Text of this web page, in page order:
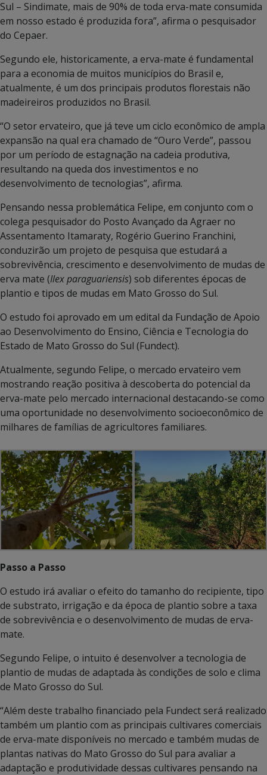
Sul – Sindimate, mais de 90% de toda erva-mate consumida
em nosso estado é produzida fora”, afirma o pesquisador
do Cepaer.
Segundo ele, historicamente, a erva-mate é fundamental
para a economia de muitos municípios do Brasil e,
atualmente, é um dos principais produtos florestais não
madeireiros produzidos no Brasil.
“O setor ervateiro, que já teve um ciclo econômico de ampla
expansão na qual era chamado de “Ouro Verde”, passou
por um período de estagnação na cadeia produtiva,
resultando na queda dos investimentos e no
desenvolvimento de tecnologias”, afirma.
Pensando nessa problemática Felipe, em conjunto com o
colega pesquisador do Posto Avançado da Agraer no
Assentamento Itamaraty, Rogério Guerino Franchini,
conduzirão um projeto de pesquisa que estudará a
sobrevivência, crescimento e desenvolvimento de mudas de
erva mate (Ilex paraguariensis) sob diferentes épocas de
plantio e tipos de mudas em Mato Grosso do Sul.
O estudo foi aprovado em um edital da Fundação de Apoio
ao Desenvolvimento do Ensino, Ciência e Tecnologia do
Estado de Mato Grosso do Sul (Fundect).
Atualmente, segundo Felipe, o mercado ervateiro vem
mostrando reação positiva à descoberta do potencial da
erva-mate pelo mercado internacional destacando-se como
uma oportunidade no desenvolvimento socioeconômico de
milhares de famílias de agricultores familiares.
Passo a Passo
O estudo irá avaliar o efeito do tamanho do recipiente, tipo
de substrato, irrigação e da época de plantio sobre a taxa
de sobrevivência e o desenvolvimento de mudas de erva-
mate.
Segundo Felipe, o intuito é desenvolver a tecnologia de
plantio de mudas de adaptada às condições de solo e clima
de Mato Grosso do Sul.
“Além deste trabalho financiado pela Fundect será realizado
também um plantio com as principais cultivares comerciais
de erva-mate disponíveis no mercado e também mudas de
plantas nativas do Mato Grosso do Sul para avaliar a
adaptação e produtividade dessas cultivares pensando na